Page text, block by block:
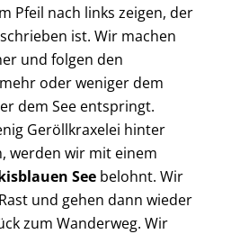
Pfeil nach links zeigen, der
ist. Wir machen
und folgen den
oder weniger dem
dem See entspringt.
Geröllkraxelei hinter
werden wir mit einem
See belohnt. Wir
und gehen dann wieder
zum Wanderweg. Wir